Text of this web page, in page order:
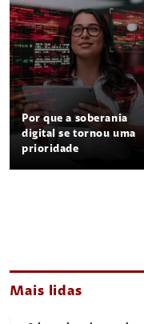
Por que a soberania
digital se tornou uma
prioridade
Mais lidas